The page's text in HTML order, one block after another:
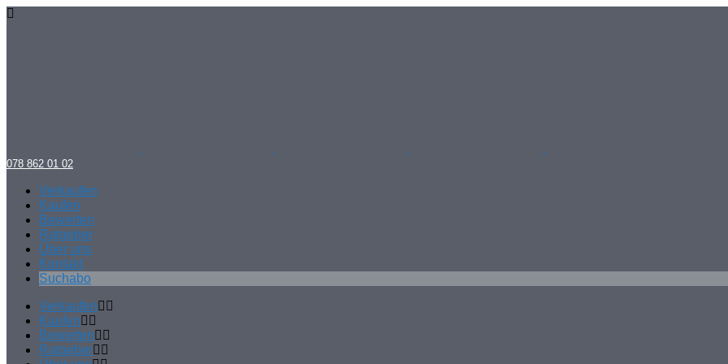
078 862 01 02
Verkaufen
Kaufen
Bewerten
Ratgeber
Über uns
Kontakt
Suchabo
Verkaufen
Kaufen
Bewerten
Ratgeber